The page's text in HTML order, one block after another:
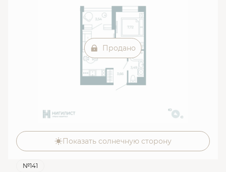
Продано
Показать солнечную сторону
№141